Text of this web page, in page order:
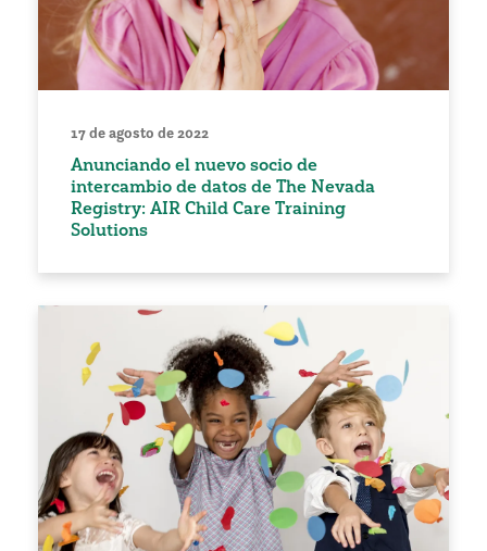
17 de agosto de 2022
Anunciando el nuevo socio de
intercambio de datos de The Nevada
Registry: AIR Child Care Training
Solutions